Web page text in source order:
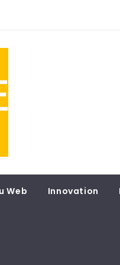
Web Innovation